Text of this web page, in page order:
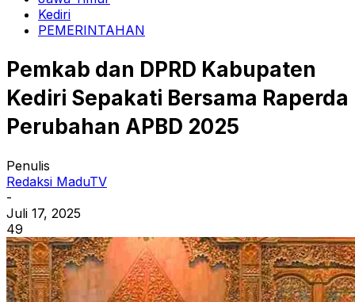
Kediri
PEMERINTAHAN
Pemkab dan DPRD Kabupaten
Kediri Sepakati Bersama Raperda
Perubahan APBD 2025
Penulis
Redaksi MaduTV
-
Juli 17, 2025
49